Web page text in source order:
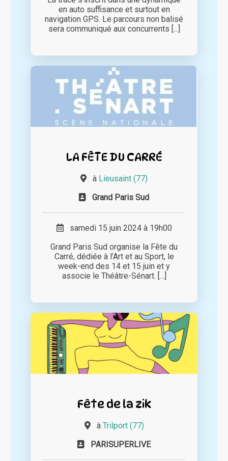
en auto suffisance et surtout en
navigation GPS. Le parcours non balisé
sera communiqué aux concurrents [...]
LA FÊTE DU CARRÉ
à Lieusaint (77)
Grand Paris Sud
samedi 15 juin 2024 à 19h00
Grand Paris Sud organise la Fête du
Carré, dédiée à l’Art et au Sport, le
week-end des 14 et 15 juin et y
associe le Théâtre-Sénart. [...]
Fête de la zik
à Trilport (77)
PARISUPERLIVE